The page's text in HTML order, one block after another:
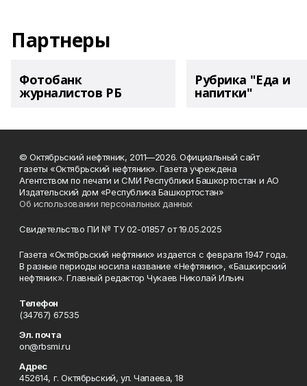
Партнеры
Фотобанк
журналистов РБ
Рубрика "Еда и
напитки"
© Октябрьский нефтяник, 2011—2026. Официальный сайт
газеты «Октябрьский нефтяник». Газета учреждена
Агентством по печати и СМИ Республики Башкортостан и АО
Издательский дом «Республика Башкортостан»
Об использовании персональных данных
Свидетельство ПИ № ТУ 02-01857 от 19.05.2025
Газета «Октябрьский нефтяник» издается с февраля 1947 года.
В разные периоды носила название «Нефтяник», «Башкирский
нефтяник». Главный редактор Чукаев Николай Ильич
Телефон
(34767) 67535
Эл. почта
on@rbsmi.ru
Адрес
452614, г. Октябрьский, ул. Чапаева, 18